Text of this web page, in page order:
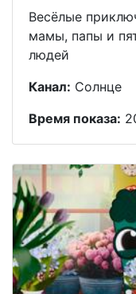
Весёлые
мамы, папы и
людей
Канал: Солнце
Время показа: